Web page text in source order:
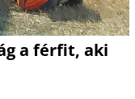
a férfit, aki